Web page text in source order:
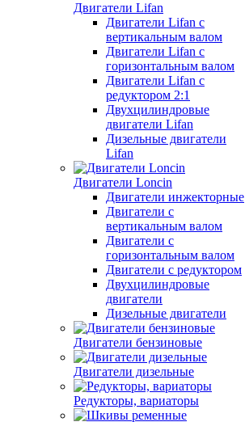
Двигатели Lifan
Двигатели Lifan с
вертикальным валом
Двигатели Lifan с
горизонтальным валом
Двигатели Lifan с
редуктором 2:1
Двухцилиндровые
двигатели Lifan
Дизельные двигатели
Lifan
Двигатели Loncin
Двигатели инжекторные
Двигатели с
вертикальным валом
Двигатели с
горизонтальным валом
Двигатели с редуктором
Двухцилиндровые
двигатели
Дизельные двигатели
Двигатели бензиновые
Двигатели дизельные
Редукторы, вариаторы